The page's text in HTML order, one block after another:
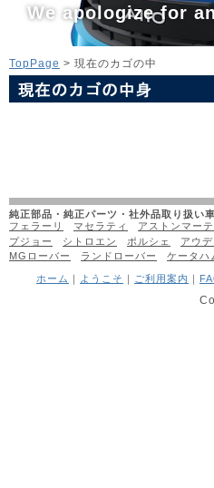
We apologize for
TopPage > 現在のカゴの中
純正部品・純正パーツ・社外品取り扱い
フェラーリ
マセラティ アストンマー
プジョー
シトロエン ポルシェ アウデ
MGローバー
ランドローバー ケータハ
ホーム ｜ ようこそ ｜ ご利用案内 ｜